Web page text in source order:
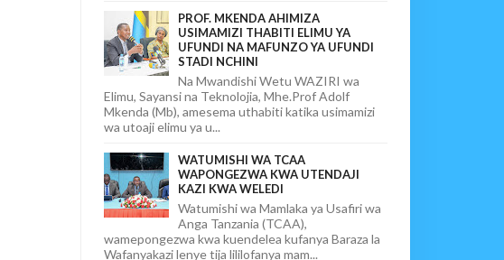
PROF. MKENDA AHIMIZA
USIMAMIZI THABITI ELIMU YA
UFUNDI NA MAFUNZO YA UFUNDI
STADI NCHINI
Na Mwandishi Wetu WAZIRI wa
Elimu, Sayansi na Teknolojia, Mhe.Prof Adolf
Mkenda (Mb), amesema uthabiti katika usimamizi
wa utoaji elimu ya u...
WATUMISHI WA TCAA
WAPONGEZWA KWA UTENDAJI
KAZI KWA WELEDI
Watumishi wa Mamlaka ya Usafiri wa
Anga Tanzania (TCAA),
wamepongezwa kwa kuendelea kufanya Baraza la
Wafanyakazi lenye tija lililofanya mam...